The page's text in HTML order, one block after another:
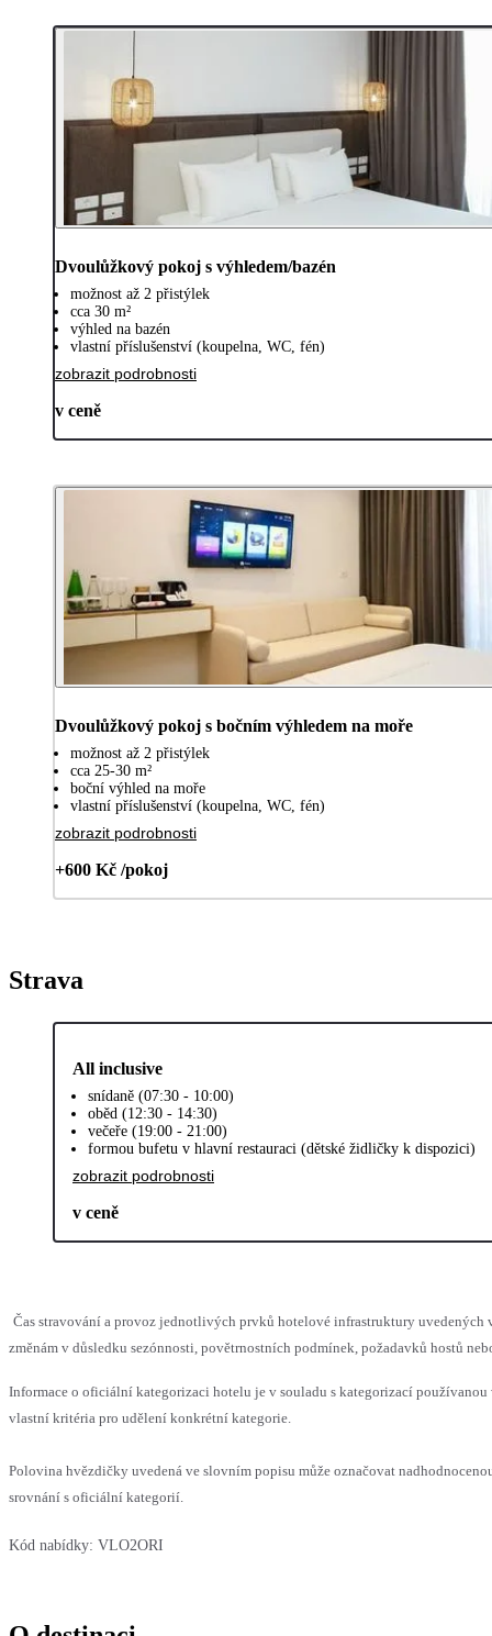
Dvoulůžkový pokoj s výhledem/bazén
možnost až 2 přistýlek
cca 30 m²
výhled na bazén
vlastní příslušenství (koupelna, WC, fén)
zobrazit podrobnosti
v ceně
Dvoulůžkový pokoj s bočním výhledem na moře
možnost až 2 přistýlek
cca 25-30 m²
boční výhled na moře
vlastní příslušenství (koupelna, WC, fén)
zobrazit podrobnosti
+600 Kč /pokoj
Strava
All inclusive
snídaně (07:30 - 10:00)
oběd (12:30 - 14:30)
večeře (19:00 - 21:00)
formou bufetu v hlavní restauraci (dětské židličky k dispozici)
zobrazit podrobnosti
v ceně
Čas stravování a provoz jednotlivých prvků hotelové infrastruktury uvedených
změnám v důsledku sezónnosti, povětrnostních podmínek, požadavků hostů
Informace o oficiální kategorizaci hotelu je v souladu s kategorizací používanou
vlastní kritéria pro udělení konkrétní kategorie.
Polovina hvězdičky uvedená ve slovním popisu může označovat
srovnání s oficiální kategorií.
Kód nabídky: VLO2ORI